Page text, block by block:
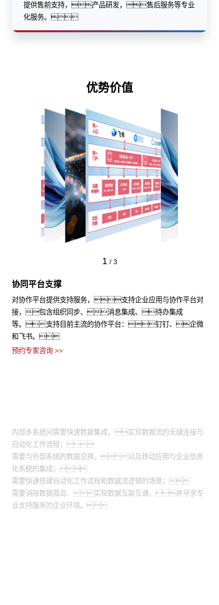
提供售前支持，产品研发，售后服务等专业
化服务。
优势价值
1 / 3
协同平台支撑
对协作平台提供支持服务，支持企业应用与协作平台对
接，包含组织同步、消息集成、待办集成
等。支持目前主流的协作平台：钉钉、企微
和飞书。
预约专家咨询 >>
内部多系统间需要快速数据集成，实现数据流的无缝连接与
自动化工作流程；
需要与外部系统的数据交换，以及移动应用与企业信息
化系统的集成；
需要快速搭建自动化工作流程和数据流逻辑的场景；
需要消除数据孤岛、实现数据互联互通，并寻求专
业支持服务的企业环境。